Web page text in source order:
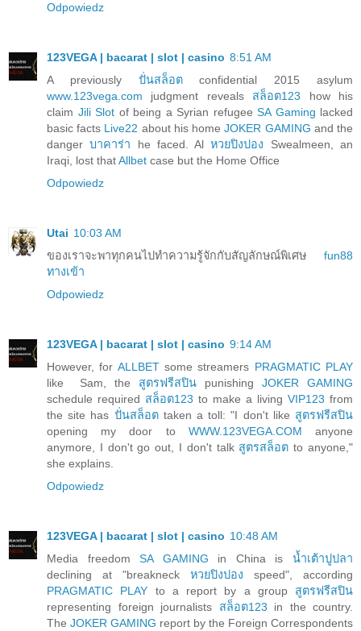
Odpowiedz
123VEGA | bacarat | slot | casino 8:51 AM
A previously ปั่นสล็อตconfidential 2015 asylum
www.123vega.com judgment reveals สล็อต123 how his
claim Jili Slot of being a Syrian refugee SA Gaming lacked
basic facts Live22 about his homeJOKER GAMING and the
dangerบาคาร่า he faced. Alหวยปิงปอง Swealmeen, an
Iraqi, lost thatAllbet case but the Home Office
Odpowiedz
Utai 10:03 AM
ของเราจะพาทุกคนไปทำความรู้จักกับสัญลักษณ์พิเศษ fun88
ทางเข้า
Odpowiedz
123VEGA | bacarat | slot | casino 9:14 AM
However, for ALLBETsome streamers PRAGMATIC PLAY
like Sam, the สูตรฟรีสปิน punishing JOKER GAMING
schedule required สล็อต123 to make a living VIP123 from
the site has ปั่นสล็อตtaken a toll: "I don't like สูตรฟรีสปิน
opening my door to WWW.123VEGA.COM anyone
anymore, I don't go out, I don't talk สูตรสล็อต to anyone,"
she explains.
Odpowiedz
123VEGA | bacarat | slot | casino 10:48 AM
Media freedomSA GAMING in China isน้ำเต้าปูปลา
declining at "breakneck หวยปิงปอง speed", according
PRAGMATIC PLAY to a report by a group สูตรฟรีสปิน
representing foreign journalists สล็อต123 in the country.
The JOKER GAMING report by the Foreign Correspondents